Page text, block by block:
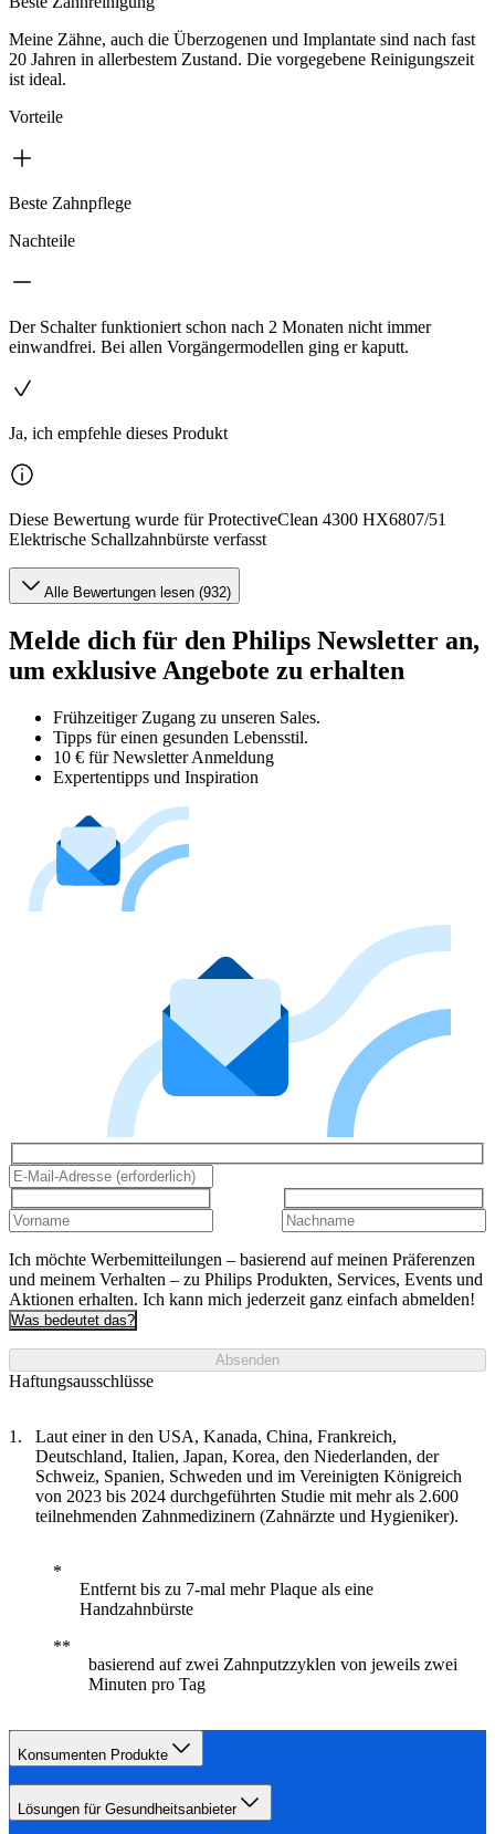
Meine Zähne, auch die Überzogenen und Implantate sind nach fast
20 Jahren in allerbestem Zustand. Die vorgegebene Reinigungszeit
ist ideal.
Vorteile
Beste Zahnpflege
Nachteile
Der Schalter funktioniert schon nach 2 Monaten nicht immer
einwandfrei. Bei allen Vorgängermodellen ging er kaputt.
Ja, ich empfehle dieses Produkt
Diese Bewertung wurde für ProtectiveClean 4300 HX6807/51
Elektrische Schallzahnbürste verfasst
Alle Bewertungen lesen (932)
Melde dich für den Philips Newsletter an,
um exklusive Angebote zu erhalten
Frühzeitiger Zugang zu unseren Sales.
Tipps für einen gesunden Lebensstil.
10 € für Newsletter Anmeldung
Expertentipps und Inspiration
Ich möchte Werbemitteilungen – basierend auf meinen Präferenzen
und meinem Verhalten – zu Philips Produkten, Services, Events und
Aktionen erhalten. Ich kann mich jederzeit ganz einfach abmelden!
Was bedeutet das?
Absenden
Haftungsausschlüsse
Laut einer in den USA, Kanada, China, Frankreich,
Deutschland, Italien, Japan, Korea, den Niederlanden, der
Schweiz, Spanien, Schweden und im Vereinigten Königreich
von 2023 bis 2024 durchgeführten Studie mit mehr als 2.600
teilnehmenden Zahnmedizinern (Zahnärzte und Hygieniker).
Entfernt bis zu 7-mal mehr Plaque als eine
Handzahnbürste
basierend auf zwei Zahnputzzyklen von jeweils zwei
Minuten pro Tag
Konsumenten Produkte
Lösungen für Gesundheitsanbieter